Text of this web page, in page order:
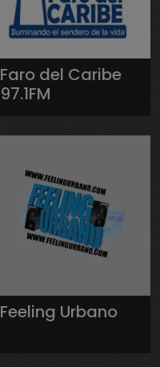
Faro del Caribe
97.1FM
Feeling Urbano